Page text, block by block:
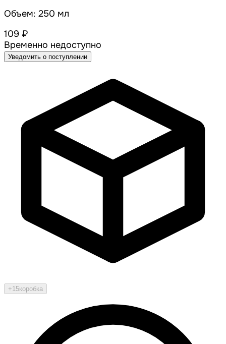
Объем: 250 мл
109 ₽
Временно недоступно
Уведомить о поступлении
+15коробка